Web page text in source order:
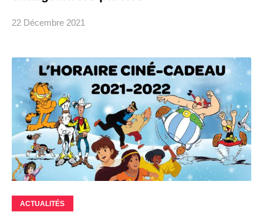
22 Décembre 2021
ACTUALITÉS